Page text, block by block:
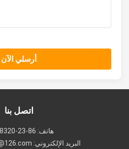
أرسلي الآن
اتصل بنا
هاتف: 86-23-67898320
البريد الإلكتروني: bamxvanesa@126.com